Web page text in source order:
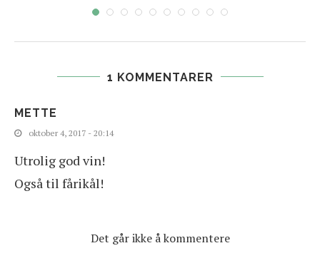
1 KOMMENTARER
METTE
oktober 4, 2017 - 20:14
Utrolig god vin!
Også til fårikål!
Det går ikke å kommentere